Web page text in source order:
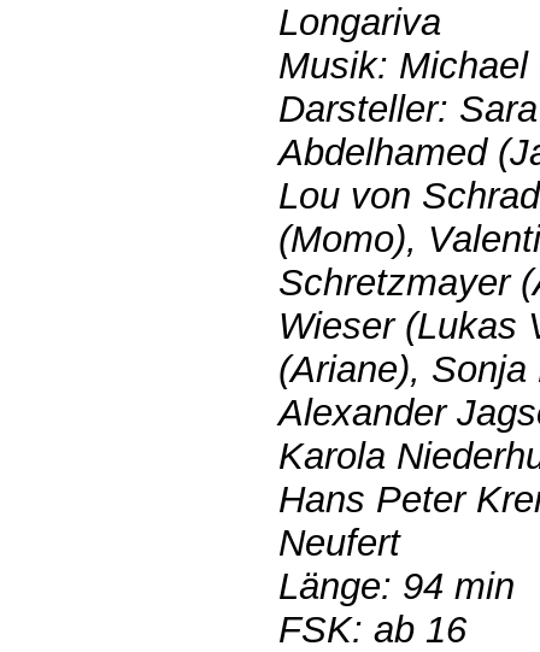
Longariva
Musik: Michael
Darsteller:
Abdelhamed
Lou von
(Momo),
Schretzmayer
Wieser (Lukas
(Ariane),
Alexander
Karola
Hans Peter
Neufert
Länge: 94 min
FSK: ab 16